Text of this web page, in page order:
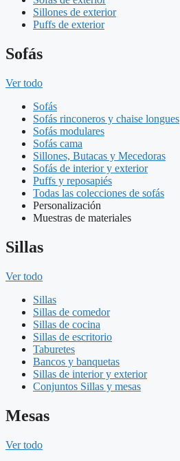
Sillones de exterior
Puffs de exterior
Sofás
Ver todo
Sofás
Sofás rinconeros y chaise longues
Sofás modulares
Sofás cama
Sillones, Butacas y Mecedoras
Sofás de interior y exterior
Puffs y reposapiés
Todas las colecciones de sofás
Personalización
Muestras de materiales
Sillas
Ver todo
Sillas
Sillas de comedor
Sillas de cocina
Sillas de escritorio
Taburetes
Bancos y banquetas
Sillas de interior y exterior
Conjuntos Sillas y mesas
Mesas
Ver todo